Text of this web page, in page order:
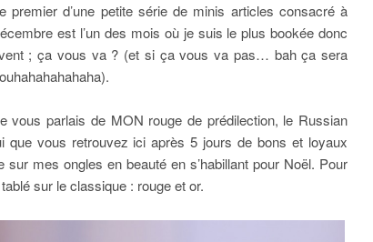
premier d’une petite série de minis articles consacré à
est l’un des mois où je suis le plus bookée donc
; ça vous va ? (et si ça vous va pas… bah ça sera
vous parlais de MON rouge de prédilection, le Russian
que vous retrouvez ici après 5 jours de bons et loyaux
mes ongles en beauté en s’habillant pour Noël. Pour
sur le classique : rouge et or.